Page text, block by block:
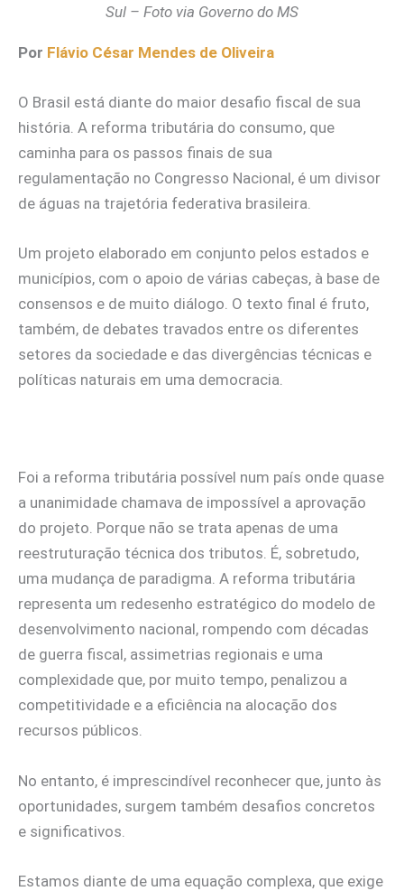
Sul – Foto via Governo do MS
Por Flávio César Mendes de Oliveira
O Brasil está diante do maior desafio fiscal de sua
história. A reforma tributária do consumo, que
caminha para os passos finais de sua
regulamentação no Congresso Nacional, é um divisor
de águas na trajetória federativa brasileira.
Um projeto elaborado em conjunto pelos estados e
municípios, com o apoio de várias cabeças, à base de
consensos e de muito diálogo. O texto final é fruto,
também, de debates travados entre os diferentes
setores da sociedade e das divergências técnicas e
políticas naturais em uma democracia.
Foi a reforma tributária possível num país onde quase
a unanimidade chamava de impossível a aprovação
do projeto. Porque não se trata apenas de uma
reestruturação técnica dos tributos. É, sobretudo,
uma mudança de paradigma. A reforma tributária
representa um redesenho estratégico do modelo de
desenvolvimento nacional, rompendo com décadas
de guerra fiscal, assimetrias regionais e uma
complexidade que, por muito tempo, penalizou a
competitividade e a eficiência na alocação dos
recursos públicos.
No entanto, é imprescindível reconhecer que, junto às
oportunidades, surgem também desafios concretos
e significativos.
Estamos diante de uma equação complexa, que exige